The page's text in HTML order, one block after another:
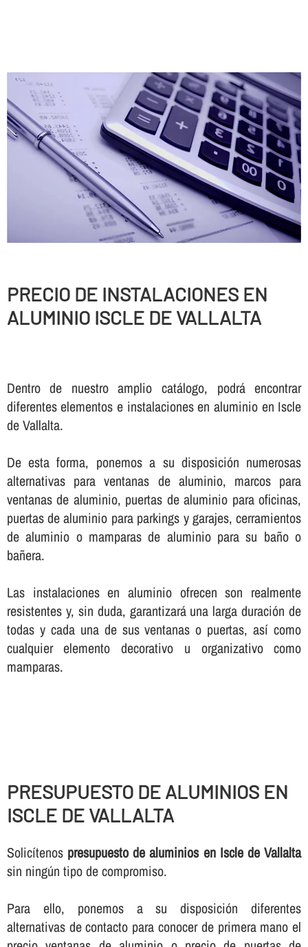
PRECIO DE INSTALACIONES EN
ALUMINIO ISCLE DE VALLALTA
Dentro de nuestro amplio catálogo, podrá encontrar
diferentes elementos e instalaciones en aluminio en Iscle
de Vallalta.
De esta forma, ponemos a su disposición numerosas
alternativas para ventanas de aluminio, marcos para
ventanas de aluminio, puertas de aluminio para oficinas,
puertas de aluminio para parkings y garajes, cerramientos
de aluminio o mamparas de aluminio para su baño o
bañera.
Las instalaciones en aluminio ofrecen son realmente
resistentes y, sin duda, garantizará una larga duración de
todas y cada una de sus ventanas o puertas, así­ como
cualquier elemento decorativo u organizativo como
mamparas.
PRESUPUESTO DE ALUMINIOS EN
ISCLE DE VALLALTA
Solicí­tenos presupuesto de aluminios en Iscle de Vallalta
sin ningún tipo de compromiso.
Para ello, ponemos a su disposición diferentes
alternativas de contacto para conocer de primera mano el